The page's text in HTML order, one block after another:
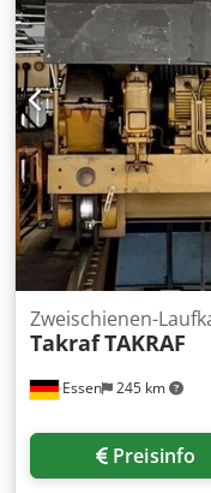
Gesamthöhe ca. 6.5
Schwenkradius ca.
Gesamtgewicht ca.
Essen 245 km
Zweischienen-
TakrafTAKRAF
Preisinfo